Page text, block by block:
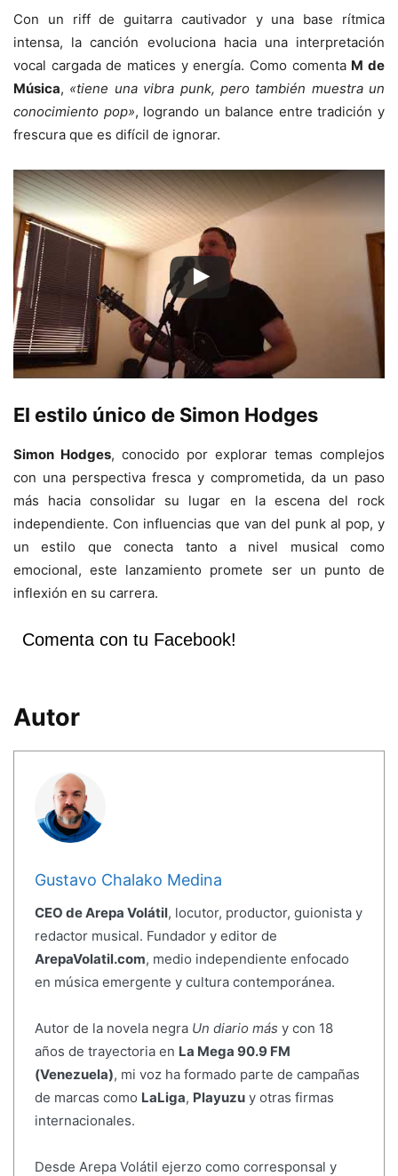
Con un riff de guitarra cautivador y una base rítmica
intensa, la canción evoluciona hacia una interpretación
vocal cargada de matices y energía. Como comenta M de
Música, «tiene una vibra punk, pero también muestra un
conocimiento pop», logrando un balance entre tradición y
frescura que es difícil de ignorar.
El estilo único de Simon Hodges
Simon Hodges, conocido por explorar temas complejos
con una perspectiva fresca y comprometida, da un paso
más hacia consolidar su lugar en la escena del rock
independiente. Con influencias que van del punk al pop, y
un estilo que conecta tanto a nivel musical como
emocional, este lanzamiento promete ser un punto de
inflexión en su carrera.
Comenta con tu Facebook!
Autor
Gustavo Chalako Medina
CEO de Arepa Volátil, locutor, productor, guionista y
redactor musical. Fundador y editor de
ArepaVolatil.com, medio independiente enfocado
en música emergente y cultura contemporánea.
Autor de la novela negra Un diario más y con 18
años de trayectoria en La Mega 90.9 FM
(Venezuela), mi voz ha formado parte de campañas
de marcas como LaLiga, Playuzuy otras firmas
internacionales.
Desde Arepa Volátil ejerzo como corresponsal y